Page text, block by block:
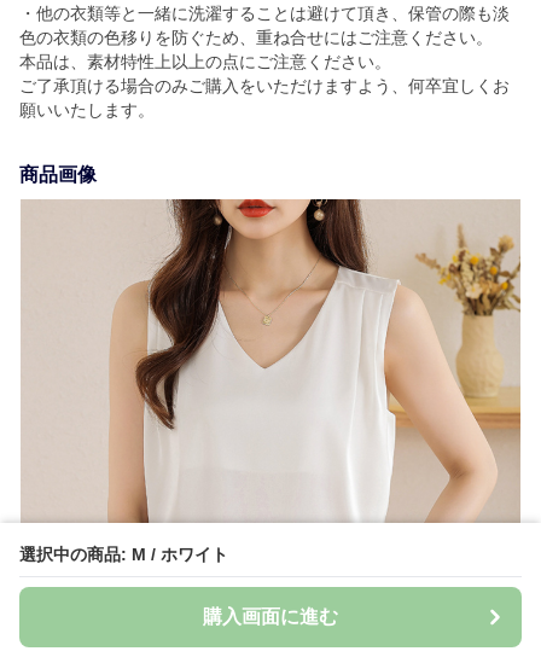
選択中の商品: M / ホワイト
購入画面に進む
・他の衣類等と一緒に洗濯することは避けて頂き、保管の際も淡
色の衣類の色移りを防ぐため、重ね合せにはご注意ください。
本品は、素材特性上以上の点にご注意ください。
ご了承頂ける場合のみご購入をいただけますよう、何卒宜しくお
願いいたします。
商品画像